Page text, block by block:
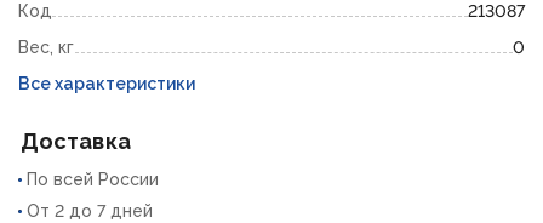
Код
213087
Вес, кг
0
Все характеристики
Доставка
По всей России
От 2 до 7 дней